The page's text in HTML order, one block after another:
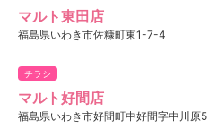
マルト東田店
福島県いわき市佐糠町東1-7-4
チラシ
マルト好間店
福島県いわき市好間町中好間字中川原5